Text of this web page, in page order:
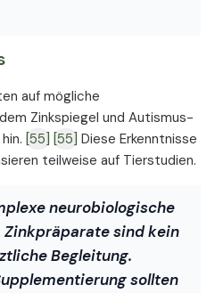
auf mögliche
Zinkspiegel und Autismus-
[55] [55] Diese Erkenntnisse
teilweise auf Tierstudien.
neurobiologische
sind kein
Begleitung.
sollten